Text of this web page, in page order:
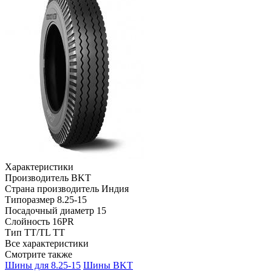
Характеристики
Производитель BKT
Страна производитель Индия
Типоразмер 8.25-15
Посадочный диаметр 15
Слойность 16PR
Тип TT/TL TT
Все характеристики
Смотрите также
Шины для 8.25-15 Шины BKT